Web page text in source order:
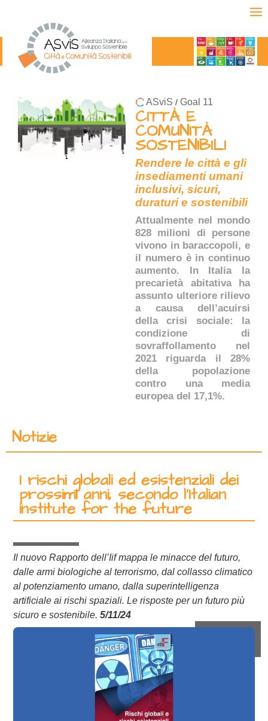
ASviS / Goal 11
CITTÀ E
COMUNITÀ
SOSTENIBILI
Rendere le città e gli
insediamenti umani
inclusivi, sicuri,
duraturi e sostenibili
Attualmente nel mondo
828 milioni di persone
vivono in baraccopoli, e
il numero è in continuo
aumento. In Italia la
precarietà abitativa ha
assunto ulteriore rilievo
a causa dell’acuirsi
della crisi sociale: la
condizione di
sovraffollamento nel
2021 riguarda il 28%
della popolazione
contro una media
europea del 17,1%.
Notizie
I rischi globali ed esistenziali dei
prossimi anni, secondo l’Italian
institute for the future
Il nuovo Rapporto dell’Iif mappa le minacce del futuro,
dalle armi biologiche al terrorismo, dal collasso climatico
al potenziamento umano, dalla superintelligenza
artificiale ai rischi spaziali. Le risposte per un futuro più
sicuro e sostenibile. 5/11/24